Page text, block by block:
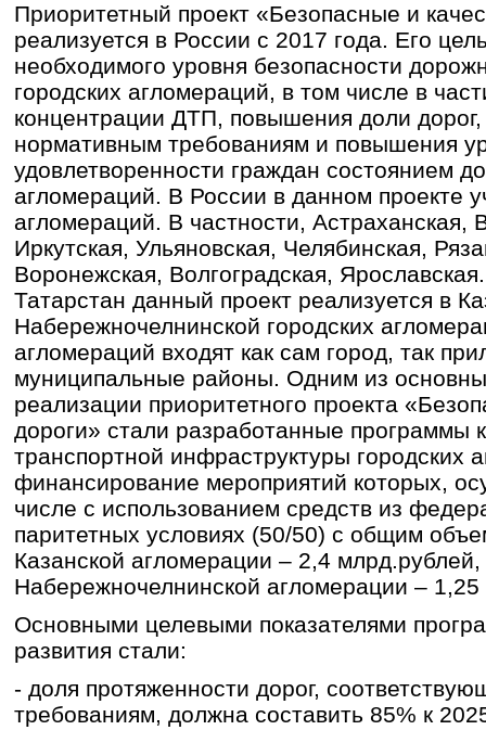
Приоритетный проект «Безопасные и
реализуется в России с 2017 года. Его
необходимого уровня безопасности
городских агломераций, в том числе в
концентрации ДТП, повышения доли
нормативным требованиям и повышения
удовлетворенности граждан состоянием
агломераций. В России в данном проекте
агломераций. В частности, Астраханская,
Иркутская, Ульяновская, Челябинская,
Воронежская, Волгоградская,
Татарстан данный проект реализуется в
Набережночелнинской городских
агломераций входят как сам город, так
муниципальные районы. Одним из
реализации приоритетного проекта
дороги» стали разработанные программы
транспортной инфраструктуры городских
финансирование мероприятий которых,
числе с использованием средств из
паритетных условиях (50/50) с общим
Казанской агломерации – 2,4 млрд.рублей,
Набережночелнинской агломерации –
Основными целевыми показателями
развития стали:
- доля протяженности дорог,
требованиям, должна составить 85% к